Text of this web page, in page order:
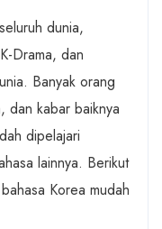
dunia,
Drama, dan
Banyak orang
dan kabar baiknya
dipelajari
lainnya. Berikut
Korea mudah